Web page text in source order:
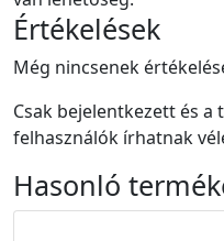
Értékelések
Még nincsenek
Csak bejelentkezett és
felhasználók írhatnak
Hasonló